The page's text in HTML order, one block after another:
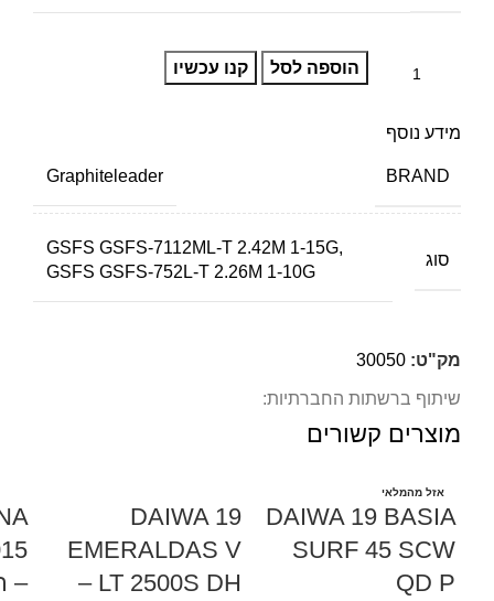
הוספה לסל קנו עכשיו
מידע נוסף
BRAND
Graphiteleader
סוג
GSFS GSFS-7112ML-T 2.42M 1-15G,
GSFS GSFS-752L-T 2.26M 1-10G
מק"ט: 30050
שיתוף ברשתות החברתיות:
מוצרים קשורים
אזל מהמלאי
DAIWA 19 BASIA
SURF 45 SCW
QD P
DAIWA 19
EMERALDAS V
LT 2500S DH –
–